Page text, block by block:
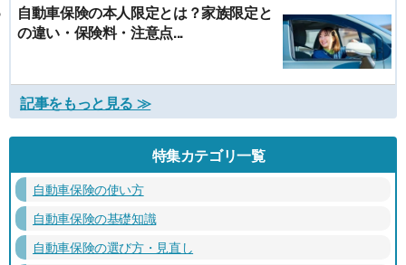
自動車保険の本人限定とは？家族限定と
の違い・保険料・注意点...
記事をもっと見る ≫
特集カテゴリ一覧
自動車保険の使い方
自動車保険の基礎知識
自動車保険の選び方・見直し